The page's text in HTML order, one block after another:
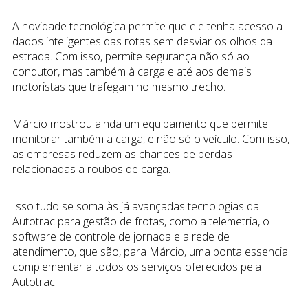
A novidade tecnológica permite que ele tenha acesso a
dados inteligentes das rotas sem desviar os olhos da
estrada. Com isso, permite segurança não só ao
condutor, mas também à carga e até aos demais
motoristas que trafegam no mesmo trecho.
Márcio mostrou ainda um equipamento que permite
monitorar também a carga, e não só o veículo. Com isso,
as empresas reduzem as chances de perdas
relacionadas a roubos de carga.
Isso tudo se soma às já avançadas tecnologias da
Autotrac para gestão de frotas, como a telemetria, o
software de controle de jornada e a rede de
atendimento, que são, para Márcio, uma ponta essencial
complementar a todos os serviços oferecidos pela
Autotrac.